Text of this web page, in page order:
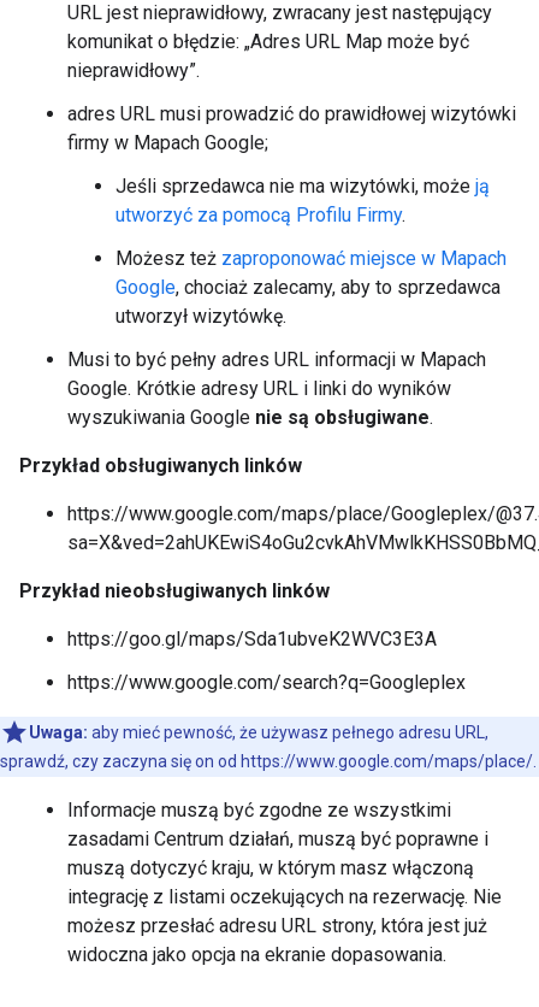
URL jest nieprawidłowy, zwracany jest następujący
komunikat o błędzie: „Adres URL Map może być
nieprawidłowy”.
adres URL musi prowadzić do prawidłowej wizytówki
firmy w Mapach Google;
Jeśli sprzedawca nie ma wizytówki, może ją
utworzyć za pomocą Profilu Firmy.
Możesz też zaproponować miejsce w Mapach
Google, chociaż zalecamy, aby to sprzedawca
utworzył wizytówkę.
Musi to być pełny adres URL informacji w Mapach
Google. Krótkie adresy URL i linki do wyników
wyszukiwania Google nie są obsługiwane.
Przykład obsługiwanych linków
https://www.google.com/maps/place/Googleplex/
Przykład nieobsługiwanych linków
https://goo.gl/maps/Sda1ubveK2WVC3E3A
https://www.google.com/search?q=Googleplex
Uwaga: aby mieć pewność, że używasz pełnego adresu URL,
sprawdź, czy zaczyna się on od https://www.google.com/maps/place/.
Informacje muszą być zgodne ze wszystkimi
zasadami Centrum działań, muszą być poprawne i
muszą dotyczyć kraju, w którym masz włączoną
integrację z listami oczekujących na rezerwację. Nie
możesz przesłać adresu URL strony, która jest już
widoczna jako opcja na ekranie dopasowania.